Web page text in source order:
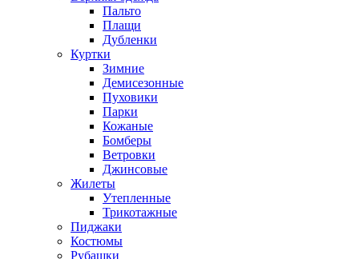
Пальто
Плащи
Дубленки
Куртки
Зимние
Демисезонные
Пуховики
Парки
Кожаные
Бомберы
Ветровки
Джинсовые
Жилеты
Утепленные
Трикотажные
Пиджаки
Костюмы
Рубашки